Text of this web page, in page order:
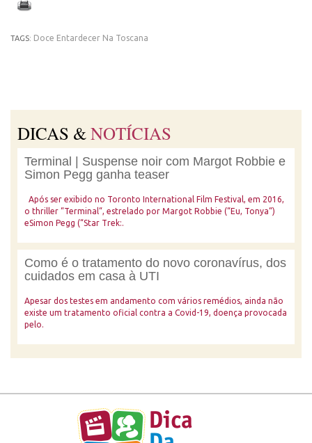
TAGS: Doce Entardecer Na Toscana
DICAS &NOTÍCIAS
Terminal | Suspense noir com Margot Robbie e
Simon Pegg ganha teaser
Após ser exibido no Toronto International Film Festival, em 2016,
o thriller “Terminal“, estrelado por Margot Robbie (“Eu, Tonya“)
eSimon Pegg (“Star Trek:.
Como é o tratamento do novo coronavírus, dos
cuidados em casa à UTI
Apesar dos testes em andamento com vários remédios, ainda não
existe um tratamento oficial contra a Covid-19, doença provocada
pelo.